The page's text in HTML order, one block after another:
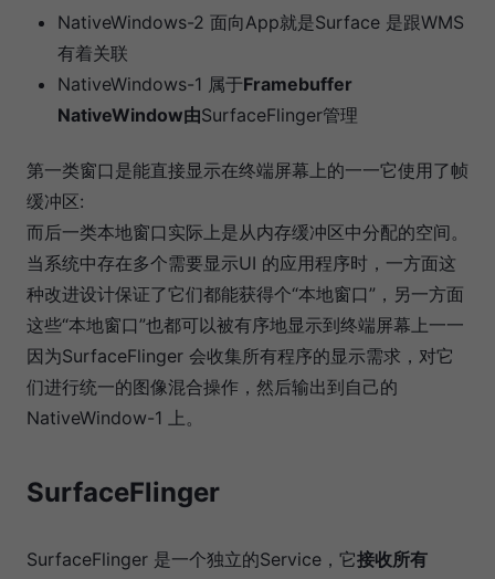
NativeWindows-2 面向App就是Surface 是跟WMS
有着关联
NativeWindows-1 属于Framebuffer
NativeWindow由SurfaceFlinger管理
第一类窗口是能直接显示在终端屏幕上的一一它使用了帧
缓冲区:
而后一类本地窗口实际上是从内存缓冲区中分配的空间。
当系统中存在多个需要显示UI 的应用程序时，一方面这
种改进设计保证了它们都能获得个“本地窗口”，另一方面
这些“本地窗口”也都可以被有序地显示到终端屏幕上一一
因为SurfaceFlinger 会收集所有程序的显示需求，对它
们进行统一的图像混合操作，然后输出到自己的
NativeWindow-1 上。
SurfaceFlinger
SurfaceFlinger 是一个独立的Service，它接收所有